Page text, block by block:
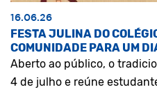
16.06.26
FESTA JULINA DO
COMUNIDADE PARA UM
Aberto ao público, o
4 de julho e reúne